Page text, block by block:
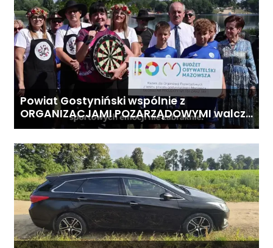
Powiat Gostyniński wspólnie z
ORGANIZACJAMI POZARZĄDOWYMI walczą
o środki z Budżetu Obywatelskiego
terenu!